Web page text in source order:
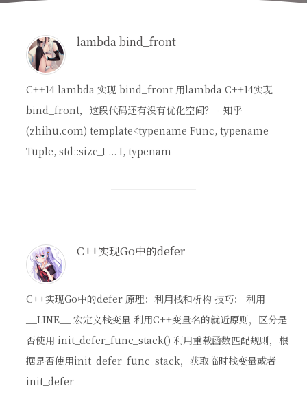
lambda bind_front
C++14 lambda 实现 bind_front 用lambda C++14实现
bind_front，这段代码还有没有优化空间？ - 知乎
(zhihu.com) template<typename Func, typename
Tuple, std::size_t ... I, typenam
C++实现Go中的defer
C++实现Go中的defer 原理：利用栈和析构 技巧： 利用
__LINE__ 宏定义栈变量 利用C++变量名的就近原则，区分是
否使用 init_defer_func_stack() 利用重载函数匹配规则，根
据是否使用init_defer_func_stack，获取临时栈变量或者
init_defer